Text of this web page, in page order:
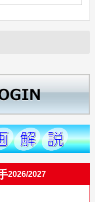
2026/2027